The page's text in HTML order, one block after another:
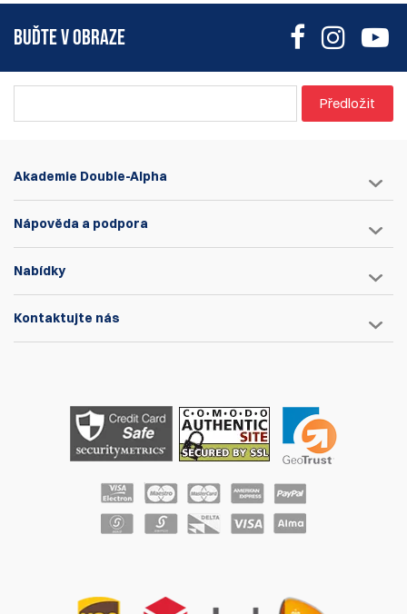
BUĎTE V OBRAZE
Předložit
Akademie Double-Alpha
Nápověda a podpora
Nabídky
Kontaktujte nás